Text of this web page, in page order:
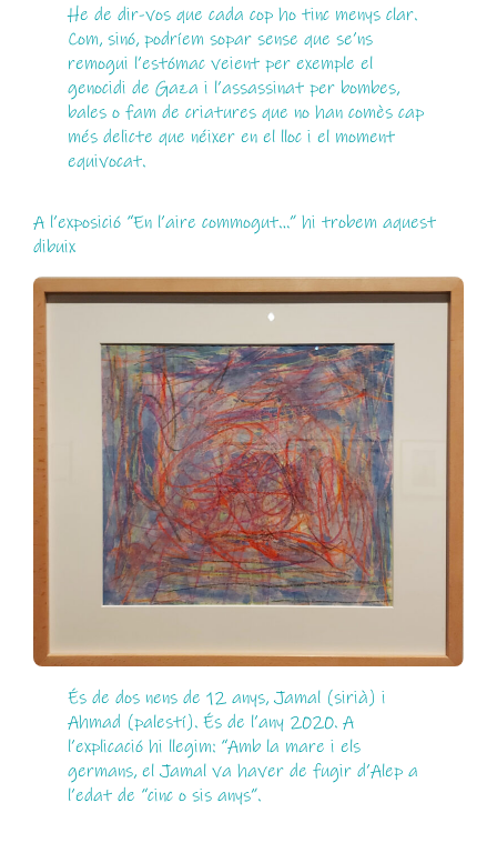
He de dir-vos que cada cop ho tinc menys clar.
Com, sinó, podríem sopar sense que se’ns
remogui l’estómac veient per exemple el
genocidi de Gaza i l’assassinat per bombes,
bales o fam de criatures que no han comès cap
més delicte que néixer en el lloc i el moment
equivocat.
A l’exposició “En l’aire commogut…” hi trobem aquest
dibuix
És de dos nens de 12 anys, Jamal (sirià) i
Ahmad (palestí). És de l’any 2020. A
l’explicació hi llegim: “Amb la mare i els
germans, el Jamal va haver de fugir d’Alep a
l’edat de “cinc o sis anys”.